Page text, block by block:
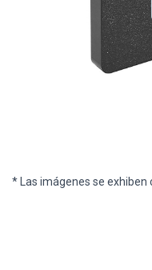
* Las imágenes se exhiben